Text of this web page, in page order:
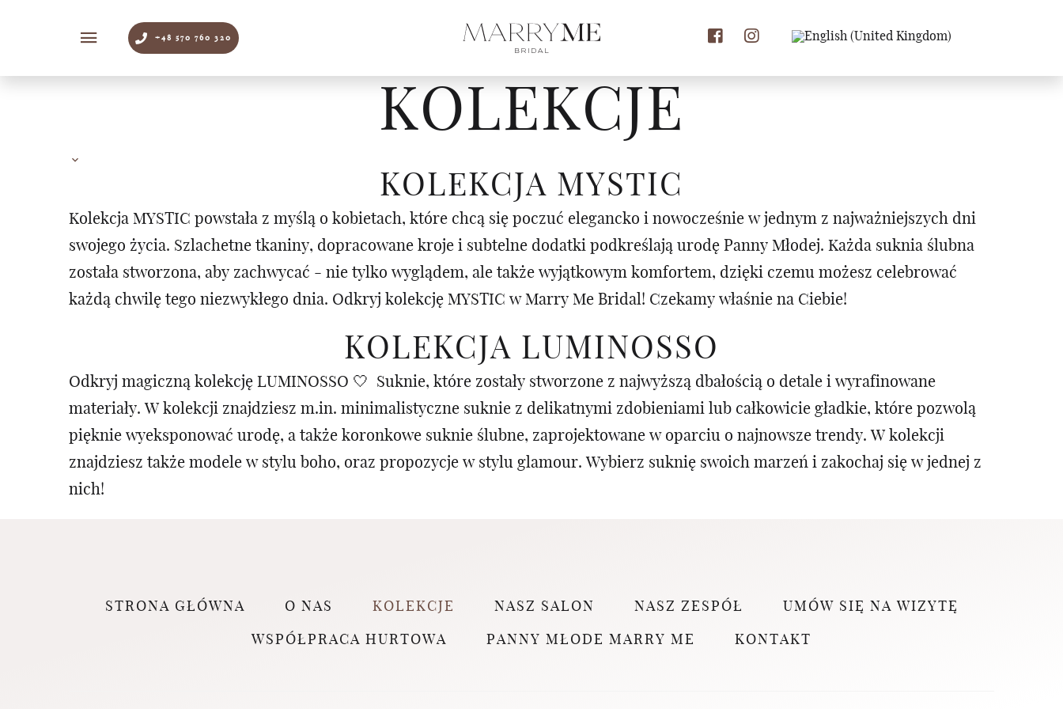
+48 570 760 320
KOLEKCJE
KOLEKCJA MYSTIC
Kolekcja MYSTIC powstała z myślą o kobietach, które chcą się poczuć elegancko i nowocześnie w jednym z najważniejszych dni
swojego życia. Szlachetne tkaniny, dopracowane kroje i subtelne dodatki podkreślają urodę Panny Młodej. Każda suknia ślubna
została stworzona, aby zachwycać - nie tylko wyglądem, ale także wyjątkowym komfortem, dzięki czemu możesz celebrować
każdą chwilę tego niezwykłego dnia. Odkryj kolekcję MYSTIC w Marry Me Bridal! Czekamy właśnie na Ciebie!
KOLEKCJA LUMINOSSO
Odkryj magiczną kolekcję LUMINOSSO 🤍 Suknie, które zostały stworzone z najwyższą dbałością o detale i wyrafinowane
materiały. W kolekcji znajdziesz m.in. minimalistyczne suknie z delikatnymi zdobieniami lub całkowicie gładkie, które pozwolą
pięknie wyeksponować urodę, a także koronkowe suknie ślubne, zaprojektowane w oparciu o najnowsze trendy. W kolekcji
znajdziesz także modele w stylu boho, oraz propozycje w stylu glamour. Wybierz suknię swoich marzeń i zakochaj się w jednej z
nich!
STRONA GŁÓWNA O NAS KOLEKCJE NASZ SALON NASZ ZESPÓŁ UMÓW SIĘ NA WIZYTĘ
WSPÓŁPRACA HURTOWA PANNY MŁODE MARRY ME KONTAKT